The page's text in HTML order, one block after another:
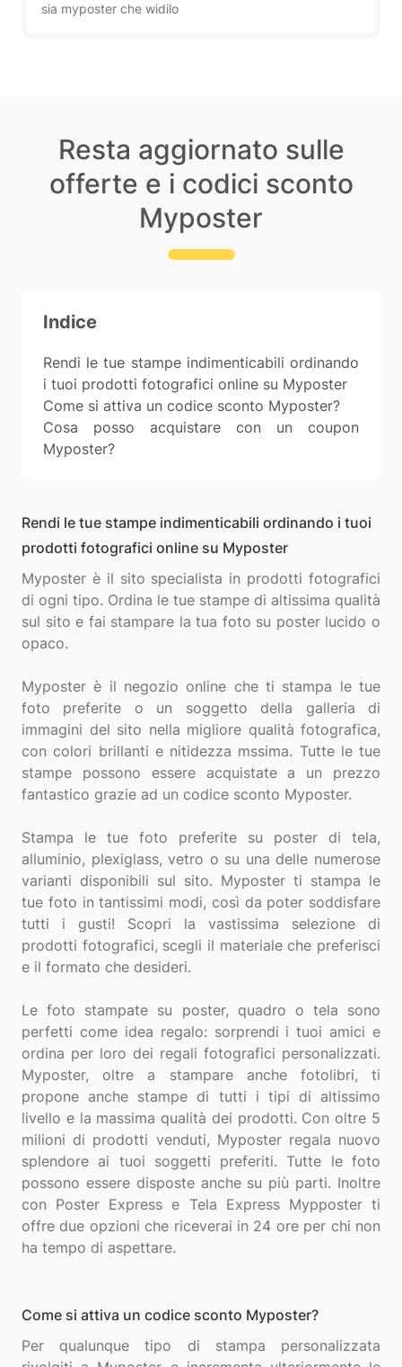
sia myposter che widilo
Resta aggiornato sulle
offerte e i codici sconto
Myposter
Indice
Rendi le tue stampe indimenticabili ordinando
i tuoi prodotti fotografici online su Myposter
Come si attiva un codice sconto Myposter?
Cosa posso acquistare con un coupon
Myposter?
Rendi le tue stampe indimenticabili ordinando i tuoi
prodotti fotografici online su Myposter
Myposter è il sito specialista in prodotti fotografici
di ogni tipo. Ordina le tue stampe di altissima qualità
sul sito e fai stampare la tua foto su poster lucido o
opaco.
Myposter è il negozio online che ti stampa le tue
foto preferite o un soggetto della galleria di
immagini del sito nella migliore qualità fotografica,
con colori brillanti e nitidezza mssima. Tutte le tue
stampe possono essere acquistate a un prezzo
fantastico grazie ad un codice sconto Myposter.
Stampa le tue foto preferite su poster di tela,
alluminio, plexiglass, vetro o su una delle numerose
varianti disponibili sul sito. Myposter ti stampa le
tue foto in tantissimi modi, così da poter soddisfare
tutti i gusti! Scopri la vastissima selezione di
prodotti fotografici, scegli il materiale che preferisci
e il formato che desideri.
Le foto stampate su poster, quadro o tela sono
perfetti come idea regalo: sorprendi i tuoi amici e
ordina per loro dei regali fotografici personalizzati.
Myposter, oltre a stampare anche fotolibri, ti
propone anche stampe di tutti i tipi di altissimo
livello e la massima qualità dei prodotti. Con oltre 5
milioni di prodotti venduti, Myposter regala nuovo
splendore ai tuoi soggetti preferiti. Tutte le foto
possono essere disposte anche su più parti. Inoltre
con Poster Express e Tela Express Mypposter ti
offre due opzioni che riceverai in 24 ore per chi non
Come si attiva un codice sconto Myposter?
Per qualunque tipo di stampa personalizzata